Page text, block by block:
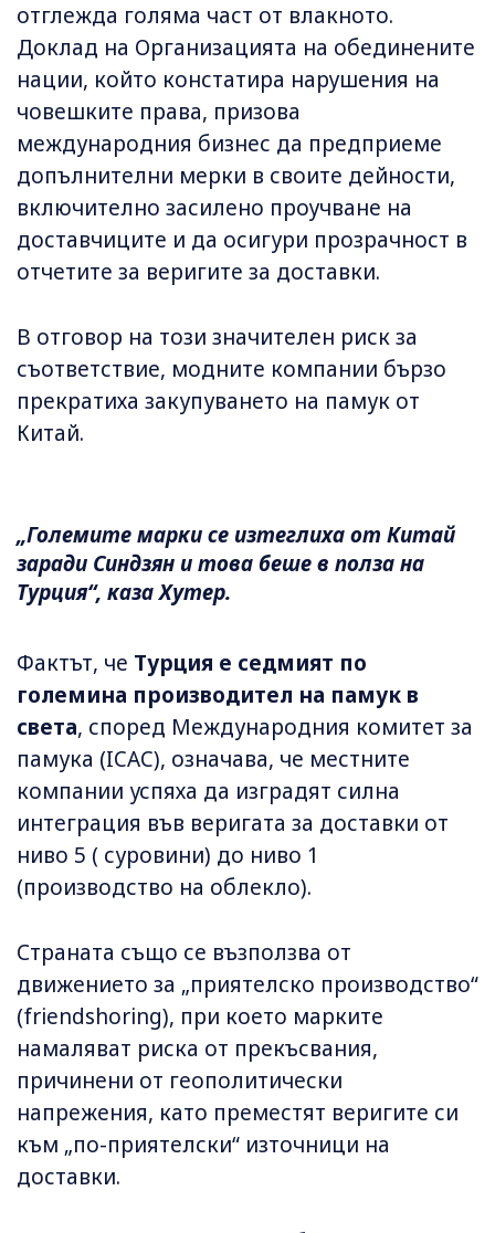
отглежда голяма част от влакното.
Доклад на Организацията на обединените
нации, който констатира нарушения на
човешките права, призова
международния бизнес да предприеме
допълнителни мерки в своите дейности,
включително засилено проучване на
доставчиците и да осигури прозрачност в
отчетите за веригите за доставки.
В отговор на този значителен риск за
съответствие, модните компании бързо
прекратиха закупуването на памук от
Китай.
„Големите марки се изтеглиха от Китай
заради Синдзян и това беше в полза на
Турция“, каза Хутер.
Фактът, че Турция е седмият по
големина производител на памук в
света, според Международния комитет за
памука (ICAC), означава, че местните
компании успяха да изградят силна
интеграция във веригата за доставки от
ниво 5 ( суровини) до ниво 1
(производство на облекло).
Страната също се възползва от
движението за „приятелско производство“
(friendshoring), при което марките
намаляват риска от прекъсвания,
причинени от геополитически
напрежения, като преместят веригите си
към „по-приятелски“ източници на
доставки.